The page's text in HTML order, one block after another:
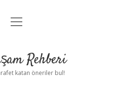
Anasayfa
Uyarı
menüyü
Rehberi
katan öneriler bul!